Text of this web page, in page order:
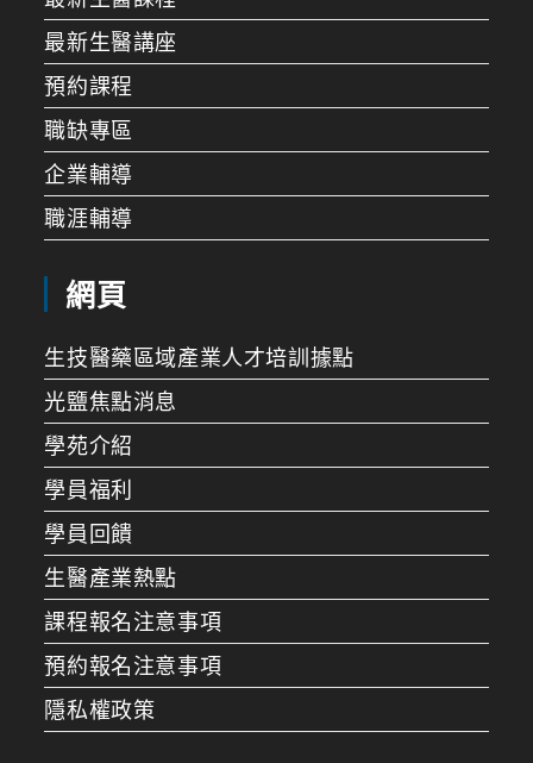
最新生醫講座
預約課程
職缺專區
企業輔導
職涯輔導
網頁
生技醫藥區域產業人才培訓據點
光鹽焦點消息
學苑介紹
學員福利
學員回饋
生醫產業熱點
課程報名注意事項
預約報名注意事項
隱私權政策